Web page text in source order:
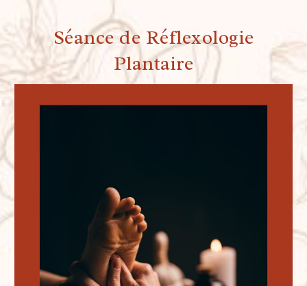
Séance de Réflexologie
Plantaire